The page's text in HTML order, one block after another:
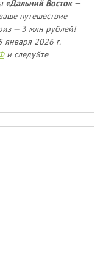
«Дальний Восток —
путешествие
— 3 млн рублей!
января 2026 г.
и следуйте